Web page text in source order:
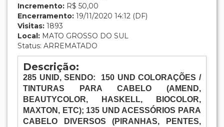
Incremento: R$ 50,00
Encerramento: 19/11/2020 14:12 (DF)
Visitas: 1893
Local: MATO GROSSO DO SUL
Status: ARREMATADO
Descrição:
285 UNID, SENDO:
150 UND COLORAÇÕES /
TINTURAS PARA CABELO (AMEND,
BEAUTYCOLOR, HASKELL, BIOCOLOR,
MAXTON, ETC); 135 UND ACESSÓRIOS PARA
CABELO DIVERSOS (PIRANHAS, PENTES,